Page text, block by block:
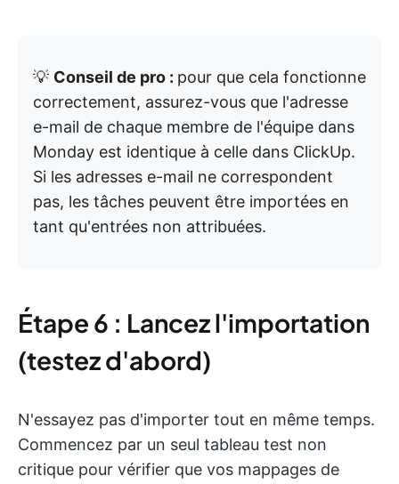
💡 Conseil de pro : pour que cela fonctionne
correctement, assurez-vous que l'adresse
e-mail de chaque membre de l'équipe dans
Monday est identique à celle dans ClickUp.
Si les adresses e-mail ne correspondent
pas, les tâches peuvent être importées en
tant qu'entrées non attribuées.
Étape 6 : Lancez l'importation
(testez d'abord)
N'essayez pas d'importer tout en même temps.
Commencez par un seul tableau test non
critique pour vérifier que vos mappages de